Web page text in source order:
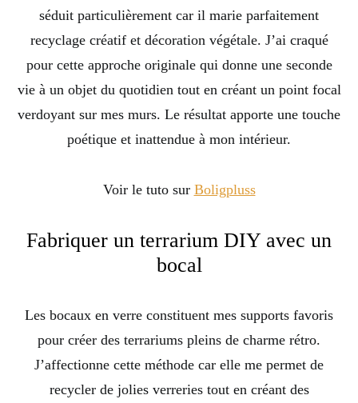
séduit particulièrement car il marie parfaitement
recyclage créatif et décoration végétale. J’ai craqué
pour cette approche originale qui donne une seconde
vie à un objet du quotidien tout en créant un point focal
verdoyant sur mes murs. Le résultat apporte une touche
poétique et inattendue à mon intérieur.
Voir le tuto sur Boligpluss
Fabriquer un terrarium DIY avec un
bocal
Les bocaux en verre constituent mes supports favoris
pour créer des terrariums pleins de charme rétro.
J’affectionne cette méthode car elle me permet de
recycler de jolies verreries tout en créant des